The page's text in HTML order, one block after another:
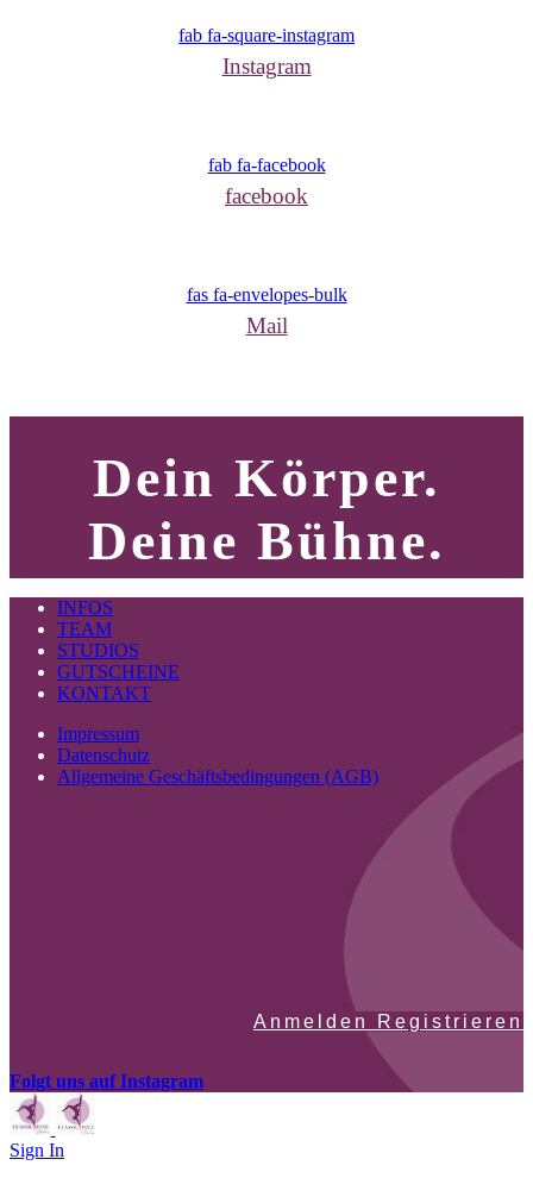
fab fa-square-instagram
Instagram
fab fa-facebook
facebook
fas fa-envelopes-bulk
Mail
Dein Körper.
Deine Bühne.
INFOS
TEAM
STUDIOS
GUTSCHEINE
KONTAKT
Impressum
Datenschutz
Allgemeine Geschäftsbedingungen (AGB)
Anmelden Registrieren
Folgt uns auf Instagram
Sign In